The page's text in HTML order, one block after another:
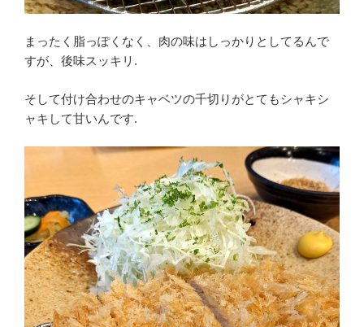
まったく脂っぽくなく、肉の味はしっかりとしてるんで
すが、後味スッキリ.
そして付け合わせのキャベツの千切りがとてもシャキシ
ャキして甘いんです.